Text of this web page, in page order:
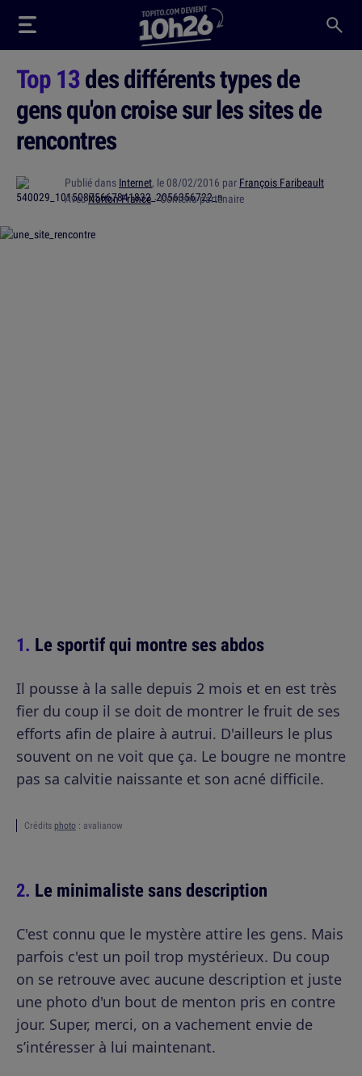
Top 13des différents types de
gens qu'on croise sur les sites de
rencontres
Publié dans Internet, le 08/02/2016 par François Faribeault
AvecNorton France· Contenu partenaire
Le sportif qui montre ses abdos
Il pousse à la salle depuis 2 mois et en est très
fier du coup il se doit de montrer le fruit de ses
efforts afin de plaire à autrui. D'ailleurs le plus
souvent on ne voit que ça. Le bougre ne montre
pas sa calvitie naissante et son acné difficile.
Crédits photo : avalianow
Le minimaliste sans description
C'est connu que le mystère attire les gens. Mais
parfois c'est un poil trop mystérieux. Du coup
on se retrouve avec aucune description et juste
une photo d'un bout de menton pris en contre
jour. Super, merci, on a vachement envie de
s’intéresser à lui maintenant.